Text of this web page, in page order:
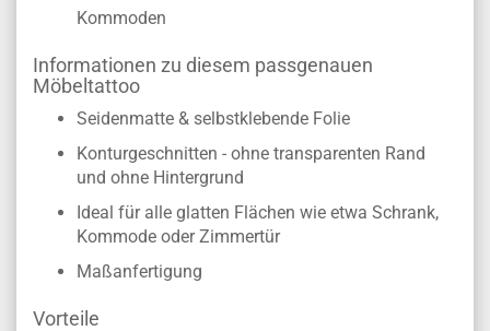
Kommoden
Informationen zu diesem passgenauen
Möbeltattoo
Seidenmatte & selbstklebende Folie
Konturgeschnitten - ohne transparenten Rand
und ohne Hintergrund
Ideal für alle glatten Flächen wie etwa Schrank,
Kommode oder Zimmertür
Maßanfertigung
Vorteile